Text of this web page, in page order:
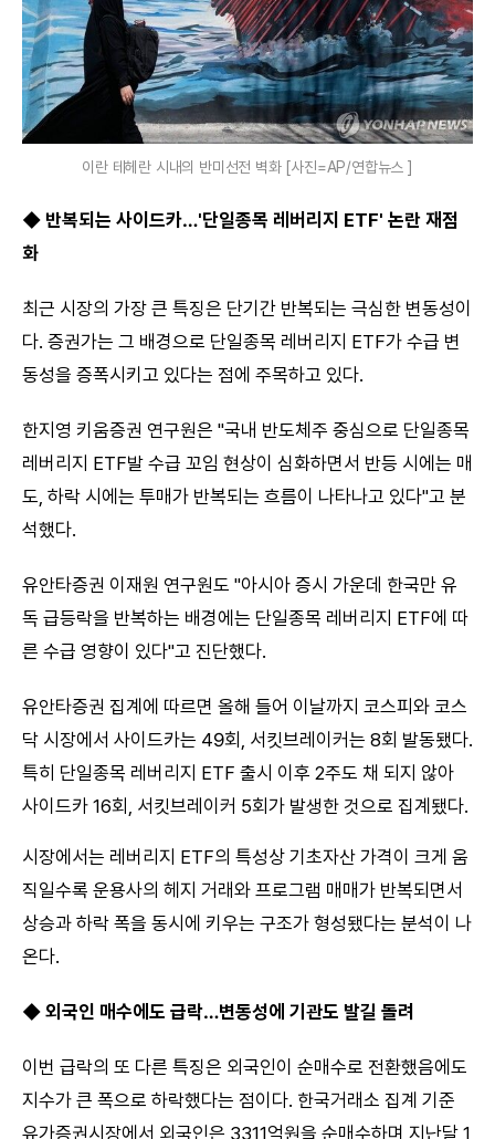
이란 테헤란 시내의 반미선전 벽화 [사진=AP/연합뉴스 ]
◆ 반복되는 사이드카…'단일종목 레버리지 ETF' 논란 재점
화
최근 시장의 가장 큰 특징은 단기간 반복되는 극심한 변동성이
다. 증권가는 그 배경으로 단일종목 레버리지 ETF가 수급 변
동성을 증폭시키고 있다는 점에 주목하고 있다.
한지영 키움증권 연구원은 "국내 반도체주 중심으로 단일종목
레버리지 ETF발 수급 꼬임 현상이 심화하면서 반등 시에는 매
도, 하락 시에는 투매가 반복되는 흐름이 나타나고 있다"고 분
석했다.
유안타증권 이재원 연구원도 "아시아 증시 가운데 한국만 유
독 급등락을 반복하는 배경에는 단일종목 레버리지 ETF에 따
른 수급 영향이 있다"고 진단했다.
유안타증권 집계에 따르면 올해 들어 이날까지 코스피와 코스
닥 시장에서 사이드카는 49회, 서킷브레이커는 8회 발동됐다.
특히 단일종목 레버리지 ETF 출시 이후 2주도 채 되지 않아
사이드카 16회, 서킷브레이커 5회가 발생한 것으로 집계됐다.
시장에서는 레버리지 ETF의 특성상 기초자산 가격이 크게 움
직일수록 운용사의 헤지 거래와 프로그램 매매가 반복되면서
상승과 하락 폭을 동시에 키우는 구조가 형성됐다는 분석이 나
온다.
◆ 외국인 매수에도 급락…변동성에 기관도 발길 돌려
이번 급락의 또 다른 특징은 외국인이 순매수로 전환했음에도
지수가 큰 폭으로 하락했다는 점이다. 한국거래소 집계 기준
유가증권시장에서 외국인은 3311억원을 순매수하며 지난달 1